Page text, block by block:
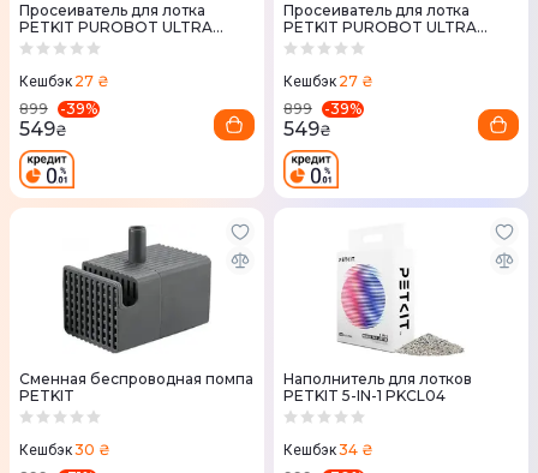
Просеиватель для лотка
PETKIT PUROBOT ULTRA
P99031
Кешбэк 27 ₴
899
-39%
549₴
Просеиватель для лотка
PETKIT PUROBOT ULTRA
P99032
Кешбэк 27 ₴
899
-39%
549₴
Сменная беспроводная помпа
PETKIT
Кешбэк30 ₴
Наполнитель для лотков
PETKIT 5-IN-1 PKCL04
Кешбэк34 ₴